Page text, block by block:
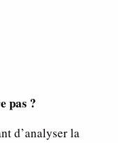
pas ?
d’analyser la